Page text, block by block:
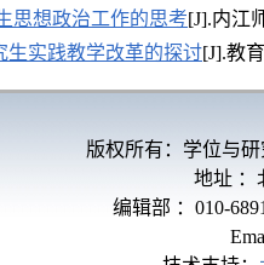
思想政治工作的思考[J].内江
生实践教学改革的探讨[J].教
版权所有：学位与
地址 ：
编辑部 ：010-